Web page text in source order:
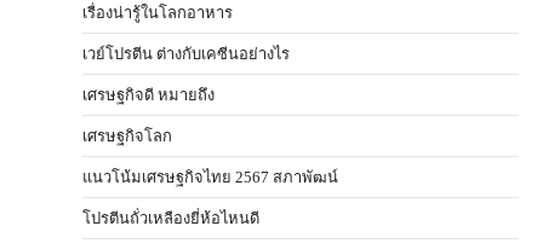
เรื่องน่ารู้ในโลกอาหาร
เวย์โปรตีน ต่างกับเคซีนอย่างไร
เศรษฐกิจดี หมายถึง
เศรษฐกิจโลก
แนวโน้มเศรษฐกิจไทย 2567 สภาพัฒน์
โปรตีนถั่วเหลืองยี่ห้อไหนดี